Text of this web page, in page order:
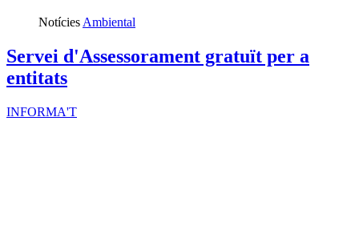
Notícies Ambiental
Servei d'Assessorament gratuït per a
entitats
INFORMA'T